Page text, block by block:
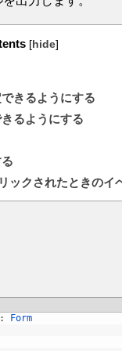
[hide]
きるようにする
るようにする
ックされたときのイ
:
Form